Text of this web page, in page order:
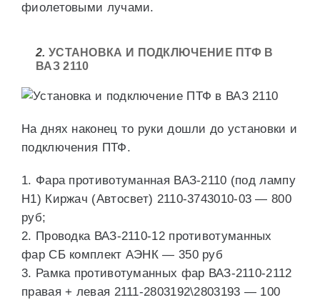
фиолетовыми лучами.
2. УСТАНОВКА И ПОДКЛЮЧЕНИЕ ПТФ В
ВАЗ 2110
На днях наконец то руки дошли до установки и
подключения ПТФ.
1. Фара противотуманная ВАЗ-2110 (под лампу
H1) Киржач (Автосвет) 2110-3743010-03 — 800
руб;
2. Проводка ВАЗ-2110-12 противотуманных
фар СБ комплект АЭНК — 350 руб
3. Рамка противотуманных фар ВАЗ-2110-2112
правая + левая 2111-2803192\2803193 — 100